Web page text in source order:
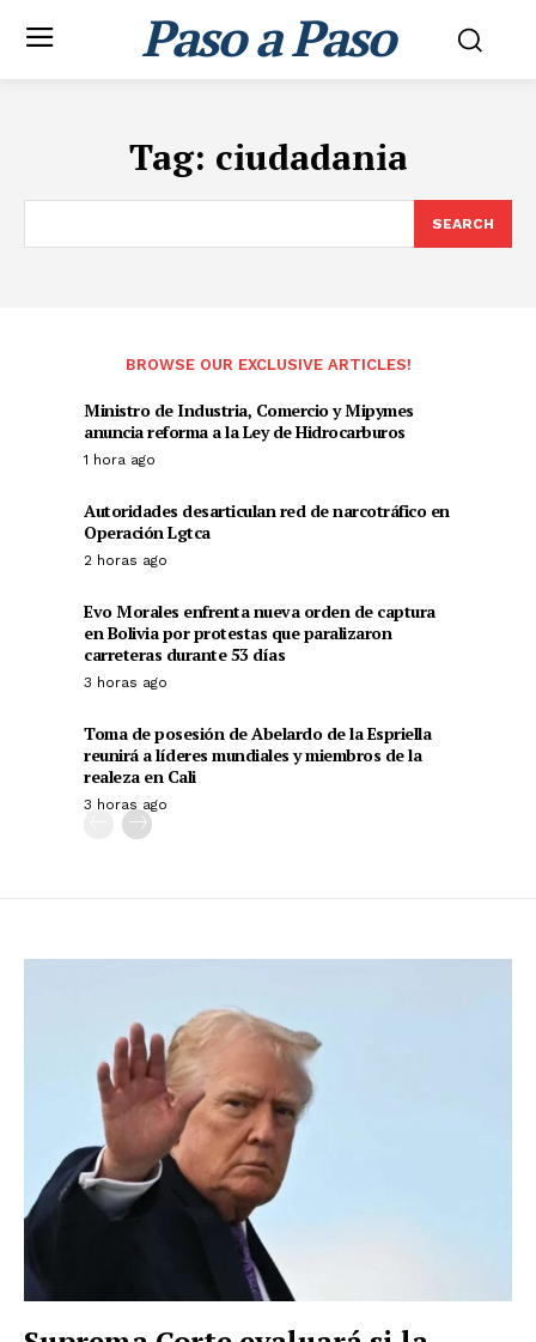
Paso a Paso
Tag: ciudadania
SEARCH
BROWSE OUR EXCLUSIVE ARTICLES!
Ministro de Industria, Comercio y Mipymes
anuncia reforma a la Ley de Hidrocarburos
1 hora ago
Autoridades desarticulan red de narcotráfico en
Operación Lgtca
2 horas ago
Evo Morales enfrenta nueva orden de captura
en Bolivia por protestas que paralizaron
carreteras durante 53 días
3 horas ago
Toma de posesión de Abelardo de la Espriella
reunirá a líderes mundiales y miembros de la
realeza en Cali
3 horas ago